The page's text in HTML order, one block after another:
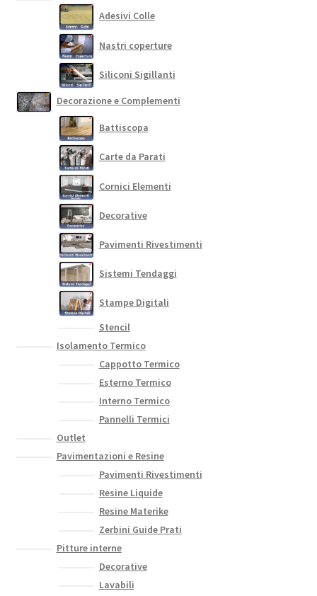
Adesivi Colle
Nastri coperture
Siliconi Sigillanti
Decorazione e Complementi
Battiscopa
Carte da Parati
Cornici Elementi
Decorative
Pavimenti Rivestimenti
Sistemi Tendaggi
Stampe Digitali
Stencil
Isolamento Termico
Cappotto Termico
Esterno Termico
Interno Termico
Pannelli Termici
Outlet
Pavimentazioni e Resine
Pavimenti Rivestimenti
Resine Liquide
Resine Materike
Zerbini Guide Prati
Pitture interne
Decorative
Lavabili